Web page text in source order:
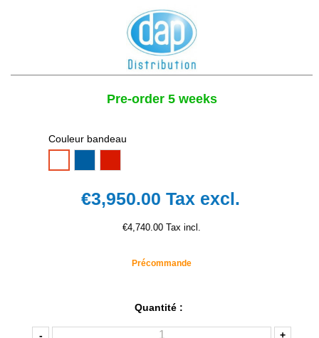
Pre-order 5 weeks
Couleur bandeau
blanc bleu
rouge
€3,950.00 Tax excl.
€4,740.00 Tax incl.
Précommande
Quantité :
- +